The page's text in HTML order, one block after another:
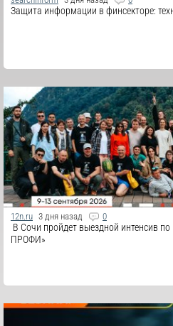
Защита информации в финсекторе:
12n.ru 3 дня назад 0
В Сочи пройдет выездной интенсив
ПРОФИ»